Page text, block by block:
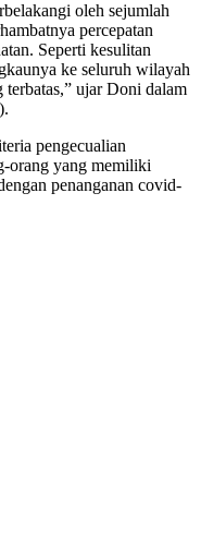
oleh sejumlah
percepatan
Seperti kesulitan
ke seluruh wilayah
terbatas,” ujar Doni dalam
pengecualian
orang yang memiliki
penanganan covid-